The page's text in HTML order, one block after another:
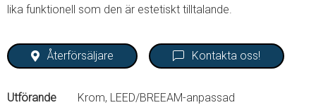
lika funktionell som den är estetiskt tilltalande.
Återförsäljare Kontakta oss!
Utförande
Krom, LEED/BREEAM-anpassad